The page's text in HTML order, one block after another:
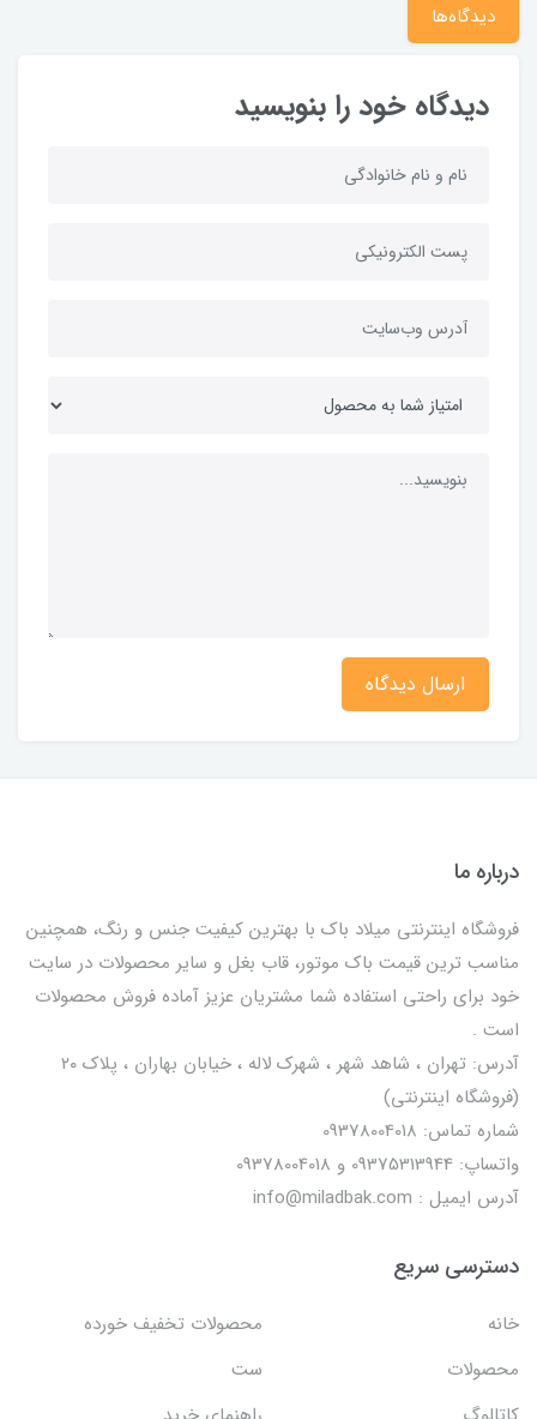
دیدگاه‌ها
دیدگاه خود را بنویسید
ارسال دیدگاه
درباره ما
فروشگاه اینترنتی میلاد باک با بهترین کیفیت جنس و رنگ، همچنین
مناسب ترین قیمت باک موتور، قاب بغل و سایر محصولات در سایت
خود برای راحتی استفاده شما مشتریان عزیز آماده فروش محصولات
است .
آدرس: تهران ، شاهد شهر ، شهرک لاله ، خیابان بهاران ، پلاک ۲۰
(فروشگاه اینترنتی)
شماره تماس: 09378004018
واتساپ: 09375313944 و 09378004018
آدرس ایمیل : info@miladbak.com
دسترسی سریع
خانه
محصولات تخفیف خورده
محصولات
ست